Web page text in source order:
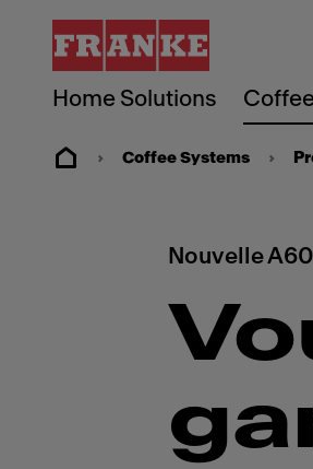
Home Solutions
Coffee Systems
Nouvelle